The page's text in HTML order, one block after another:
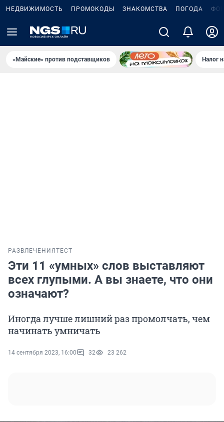
НЕДВИЖИМОСТЬ ПРОМОКОДЫ ЗНАКОМСТВА ПОГОДА
«Майские» против подставщиков Налог
РАЗВЛЕЧЕНИЯ ТЕСТ
Эти 11 «умных» слов выставляют
всех глупыми. А вы знаете, что они
означают?
Иногда лучше лишний раз промолчать, чем
начинать умничать
14 сентября 2023, 16:00 32 23 262